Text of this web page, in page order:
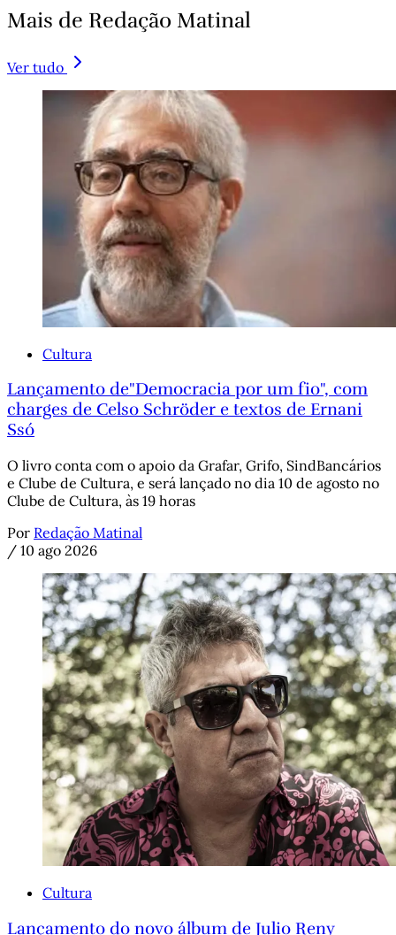
Mais de Redação Matinal
Ver tudo
Cultura
Lançamento de"Democracia por um fio", com
charges de Celso Schröder e textos de Ernani
Ssó
O livro conta com o apoio da Grafar, Grifo, SindBancários
e Clube de Cultura, e será lançado no dia 10 de agosto no
Clube de Cultura, às 19 horas
Por Redação Matinal
/ 10 ago 2026
Cultura
Lançamento do novo álbum de Julio Reny